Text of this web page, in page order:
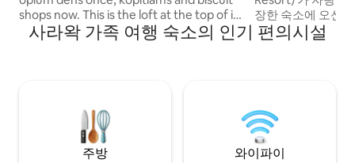
shops now. This is the loft at the top of it.
Two levels to yourself: a king bed below,
a second bed up in the loft, your own
and no lift, so pack light. The climb is why
the lane feels further away than it is.
장한 숙소에 오신 것을
소의 가장 큰 하이
마을의 숨 막히는 프
큐레이팅하는 동
사랑하시길 바랍니
사라왁 가족 여행 숙소의 인기 편의시설
주방 와이파이